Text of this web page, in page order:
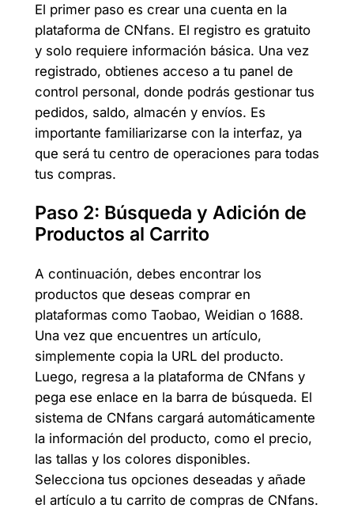
El primer paso es crear una cuenta en la
plataforma de CNfans. El registro es gratuito
y solo requiere información básica. Una vez
registrado, obtienes acceso a tu panel de
control personal, donde podrás gestionar tus
pedidos, saldo, almacén y envíos. Es
importante familiarizarse con la interfaz, ya
que será tu centro de operaciones para todas
tus compras.
Paso 2: Búsqueda y Adición de
Productos al Carrito
A continuación, debes encontrar los
productos que deseas comprar en
plataformas como Taobao, Weidian o 1688.
Una vez que encuentres un artículo,
simplemente copia la URL del producto.
Luego, regresa a la plataforma de CNfans y
pega ese enlace en la barra de búsqueda. El
sistema de CNfans cargará automáticamente
la información del producto, como el precio,
las tallas y los colores disponibles.
Selecciona tus opciones deseadas y añade
el artículo a tu carrito de compras de CNfans.